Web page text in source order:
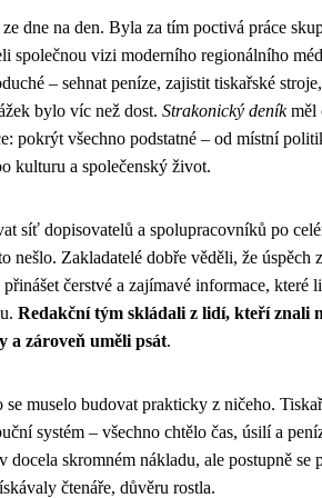
dne na den. Byla za tím poctivá práce
společnou vizi moderního regionálního
– sehnat peníze, zajistit tiskařské stroje,
bylo víc než dost. Strakonický deníkměl
pokrýt všechno podstatné – od místní
kulturu a společenský život.
síť dopisovatelů a spolupracovníků po
nešlo. Zakladatelé dobře věděli, že úspěch
čerstvé a zajímavé informace, které
Redakční tým skládali z lidí, kteří znali
a zároveň uměli psát.
se muselo budovat prakticky z ničeho.
systém – všechno chtělo čas, úsilí a
docela skromném nákladu, ale postupně se
čtenáře, důvěru rostla.